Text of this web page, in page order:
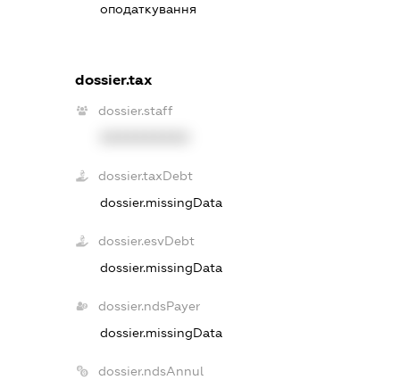
оподаткування
dossier.tax
dossier.staff
dossier.taxDebt
dossier.missingData
dossier.esvDebt
dossier.missingData
dossier.ndsPayer
dossier.missingData
dossier.ndsAnnul